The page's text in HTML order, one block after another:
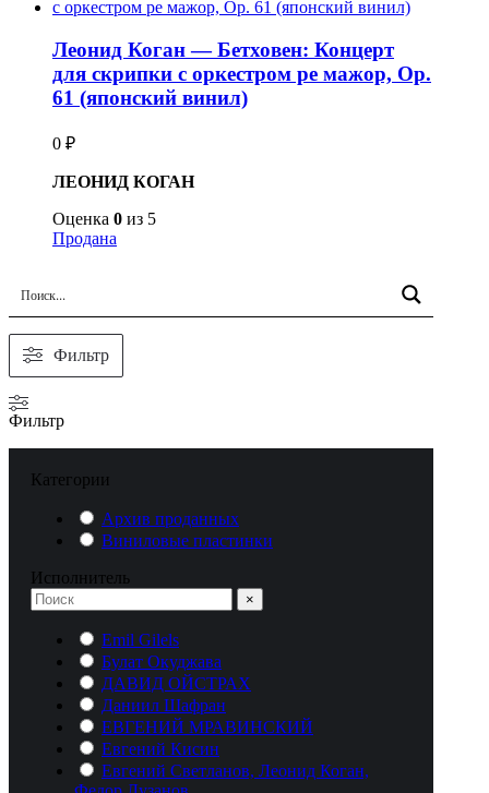
Леонид Коган — Бетховен: Концерт
для скрипки с оркестром ре мажор, Op.
61 (японский винил)
0 ₽
ЛЕОНИД КОГАН
Оценка 0 из 5
Продана
Фильтр
Фильтр
Категории
Архив проданных
Виниловые пластинки
Исполнитель
×
Emil Gilels
Булат Окуджава
ДАВИД ОЙСТРАХ
Даниил Шафран
ЕВГЕНИЙ МРАВИНСКИЙ
Евгений Кисин
Евгений Светланов, Леонид Коган,